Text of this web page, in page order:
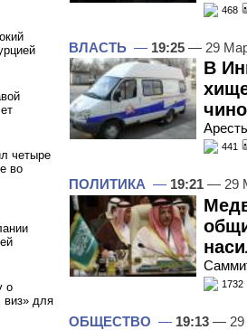
четыре
во
о
виз» для
468
ВЛАСТЬ — 19:25 — 29
В
441
ПОЛИТИКА — 19:21 — 29
1732
ОБЩЕСТВО — 19:13 — 29